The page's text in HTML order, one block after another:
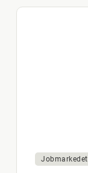
Jobmarkedet